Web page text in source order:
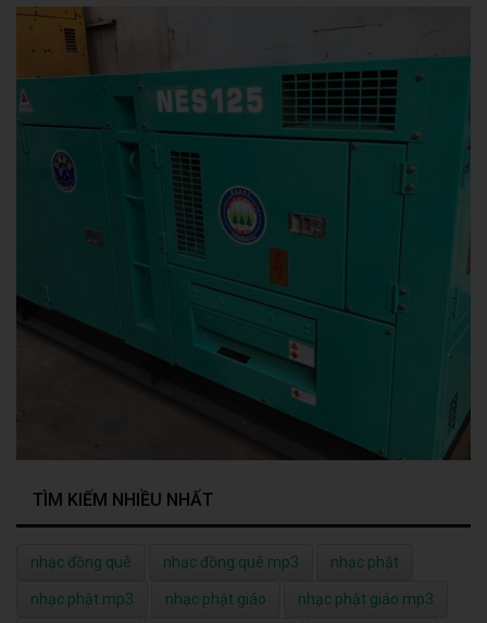
TÌM KIẾM NHIỀU NHẤT
nhạc đồng quê nhạc đồng quê mp3 nhạc phật
nhạc phật mp3 nhạc phật giáo nhạc phật giáo mp3